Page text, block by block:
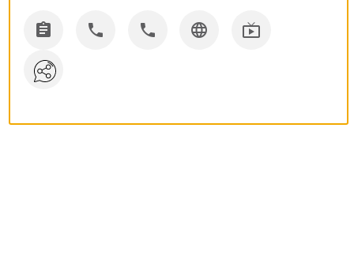
    